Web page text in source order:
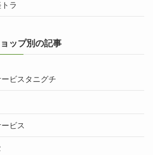
ラ
ップ別の記事
ビスタニグチ
ビス